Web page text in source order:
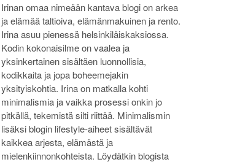
Irinan omaa nimeään kantava blogi on arkea
ja elämää taltioiva, elämänmakuinen ja rento.
Irina asuu pienessä helsinkiläiskaksiossa.
Kodin kokonaisilme on vaalea ja
yksinkertainen sisältäen luonnollisia,
kodikkaita ja jopa boheemejakin
yksityiskohtia. Irina on matkalla kohti
minimalismia ja vaikka prosessi onkin jo
pitkällä, tekemistä silti riittää. Minimalismin
lisäksi blogin lifestyle-aiheet sisältävät
kaikkea arjesta, elämästä ja
mielenkiinnonkohteista. Löydätkin blogista